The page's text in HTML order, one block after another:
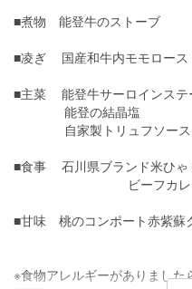
■煮物 能登牛のストーブ
■凌ぎ 国産和牛内モモロース
■主菜 能登牛サーロインステ
能登の結晶塩
自家製トリュフソース
■食事 石川県ブランド米ひゃ
ビーフカレー
■甘味 桃のコンポート赤紫蘇
※食物アレルギーがありました